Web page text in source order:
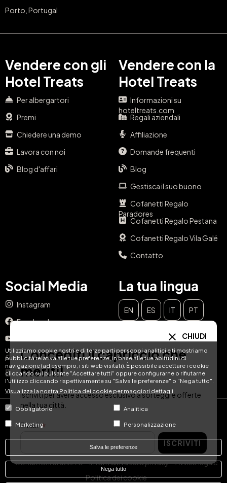
Utilizziamo cookie nostri e di terze parti per scopi analitici e ti mostriamo
pubblicità relativa alle tue preferenze, in base alle tue abitudini di
navigazione (ad esempio, i siti web visitati). È possibile accettare i cookie
cliccando sul pulsante "Accettare tutti" oppure configurarne o rifiutarne
l'utilizzo cliccando rispettivamente su "Salva le preferenze" o "Nega tutto".
Visualizza la nostra Politica dei cookie per maggiori dettagli
Obbligatorio Analitica
Marketing Personalizzazione
Salva le preferenze
Nega tutto
Porto, Portugal
Vendere con gli
Hotel Treats
Per albergartori
Premi
Chiedere una demo
Lavora con noi
Blog d'affari
Vendere con la
Hotel Treats
Informazioni su
hoteltreats.com
Regali aziendali
Affiliazione
Domande frequenti
Blog
Gestisca il suo buono
Cofanetti Regalo
Paradores
Cofanetti Regalo Pestana
Cofanetti Regalo Vila Galé
Contatto
Social Media
Instagram
Facebook
TikTok
LinkedIn
La tua lingua
EN ES IT PT
NL
Tel: +34 871 51 00 40 (9:00 - 19:00 CEST)
Condizioni di utilizzo Informativa sulla privacy
Avviso legale
Politica dei cookie
CHIUDI
Concediti il capriccio che
meriti!
Iscriviti per avere accesso esclusivo a sorteggi e offerte
nella tua città.
Email
ISCRIVITI